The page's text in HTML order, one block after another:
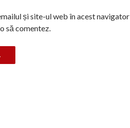
și site-ul web în acest navigator
să comentez.